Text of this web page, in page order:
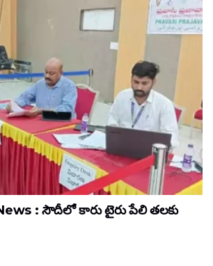
: సౌదీలో కారు టైరు పేలి తలకు